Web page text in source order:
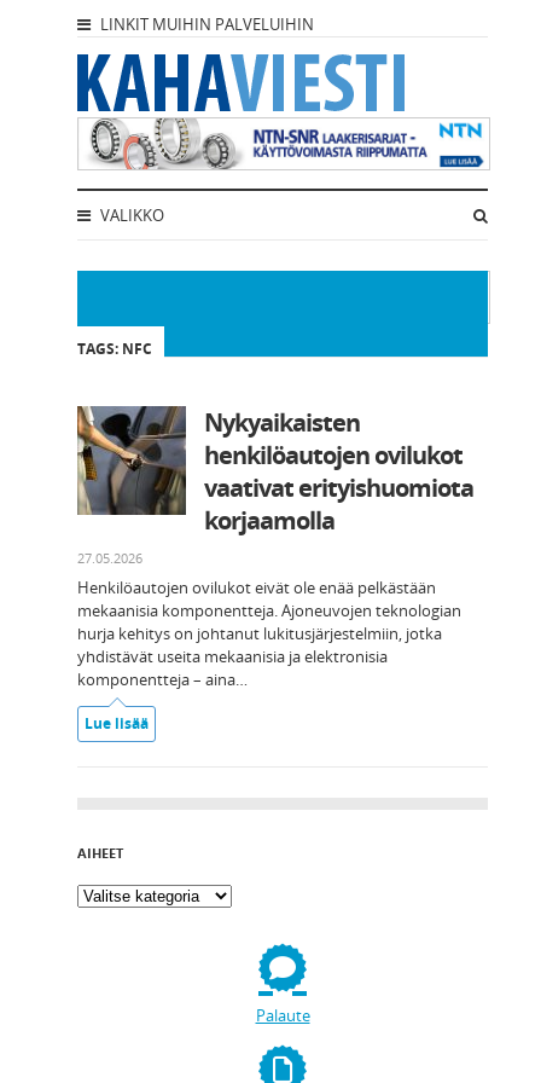
LINKIT MUIHIN PALVELUIHIN
VALIKKO
TAGS: NFC
Nykyaikaisten
henkilöautojen ovilukot
vaativat erityishuomiota
korjaamolla
27.05.2026
Henkilöautojen ovilukot eivät ole enää pelkästään
mekaanisia komponentteja. Ajoneuvojen teknologian
hurja kehitys on johtanut lukitusjärjestelmiin, jotka
yhdistävät useita mekaanisia ja elektronisia
komponentteja – aina…
Lue lisää
AIHEET
Palaute